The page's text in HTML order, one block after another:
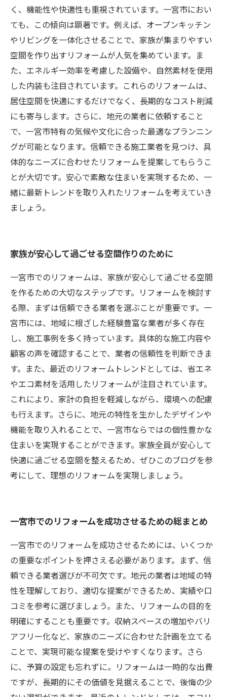
く、機能性や快適性も重視されています。一宮市におい
ても、この傾向は顕著です。例えば、オープンキッチン
やリビングを一体化させることで、家族が集まりやすい
空間を作り出すリフォームが人気を集めています。ま
た、エネルギー効率を考慮した設備や、自然素材を使用
した内装も注目されています。これらのリフォームは、
居住空間を快適にするだけでなく、長期的なコスト削減
にも寄与します。さらに、地元の業者に依頼すること
で、一宮市特有の気候や文化に合った最適なプランニン
グが可能となります。信頼できる施工業者を見つけ、具
体的なニーズに合わせたリフォームを提案してもらうこ
とが大切です。安心で素敵な住まいを実現するため、一
緒に最新トレンドを取り入れたリフォームを考えていき
ましょう。
家族が安心して過ごせる空間作りのために
一宮市でのリフォームは、家族が安心して過ごせる空間
を作るための大切なステップです。リフォームを検討す
る際、まずは信頼できる業者を選ぶことが重要です。一
宮市には、地域に根ざした経験豊富な業者が多く存在
し、施工事例を多く持っています。具体的な施工内容や
顧客の声を確認することで、業者の信頼性を判断できま
す。また、最近のリフォームトレンドとしては、省エネ
やエコ素材を活用したリフォームが注目されています。
これにより、家計の負担を軽減しながら、環境への配慮
も行えます。さらに、地元の特性を生かしたデザインや
機能を取り入れることで、一宮市ならではの個性豊かな
住まいを実現することができます。家族全員が安心して
快適に過ごせる空間を整えるため、ぜひこのブログを参
考にして、理想のリフォームを実現しましょう。
一宮市でのリフォームを成功させるための総まとめ
一宮市でのリフォームを成功させるためには、いくつか
の重要なポイントを押さえる必要があります。まず、信
頼できる業者選びが不可欠です。地元の業者は地域の特
性を理解しており、適切な提案ができるため、実績や口
コミを参考に選びましょう。また、リフォームの目的を
明確にすることも重要です。収納スペースの増加やバリ
アフリー化など、家族のニーズに合わせた計画を立てる
ことで、実現可能な提案を受けやすくなります。さら
に、予算の設定も忘れずに。リフォームは一時的な出費
ですが、長期的にその価値を見据えることで、後悔の少